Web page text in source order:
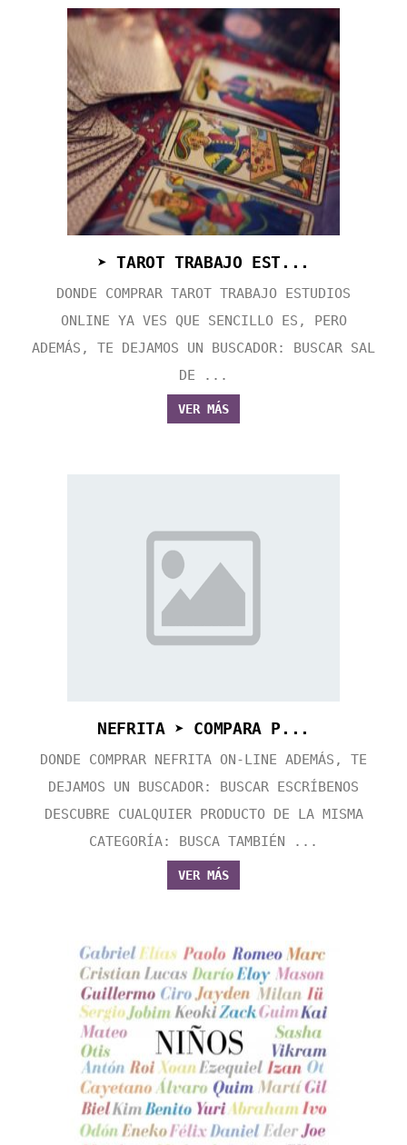
➤ TAROT TRABAJO EST...
DONDE COMPRAR TAROT TRABAJO ESTUDIOS
ONLINE YA VES QUE SENCILLO ES, PERO
ADEMÁS, TE DEJAMOS UN BUSCADOR: BUSCAR SAL
DE ...
VER MÁS
NEFRITA ➤ COMPARA P...
DONDE COMPRAR NEFRITA ON-LINE ADEMÁS, TE
DEJAMOS UN BUSCADOR: BUSCAR ESCRÍBENOS
DESCUBRE CUALQUIER PRODUCTO DE LA MISMA
CATEGORÍA: BUSCA TAMBIÉN ...
VER MÁS